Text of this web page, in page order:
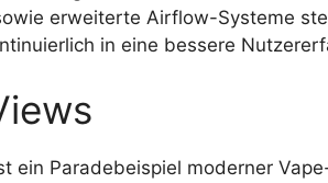
erweiterte Airflow-Systeme
in eine bessere
ein Paradebeispiel moderner